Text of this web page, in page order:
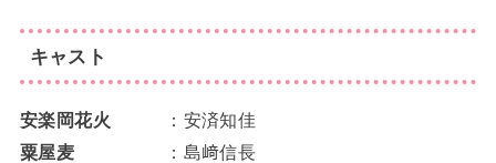
キャスト
安楽岡花火
：安済知佳
粟屋麦
：島﨑信長